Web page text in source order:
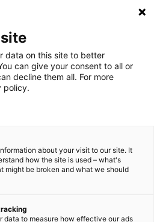
data on this site to better
can give your consent to all or
decline them all. For more
policy.
about your visit to our site. It
how the site is used – what's
might be broken and what we should
data to measure how effective our ads